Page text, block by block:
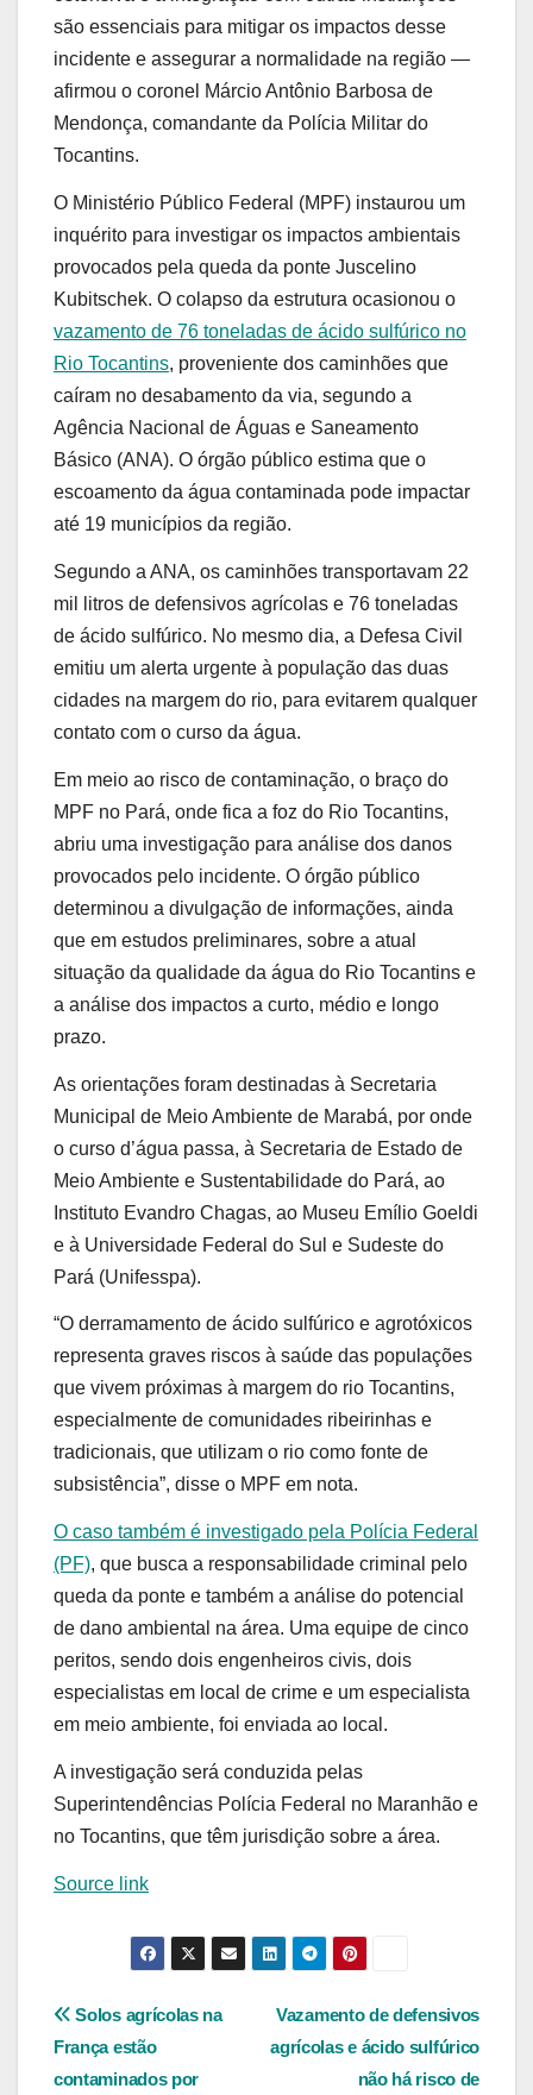
são essenciais para mitigar os impactos desse
incidente e assegurar a normalidade na região —
afirmou o coronel Márcio Antônio Barbosa de
Mendonça, comandante da Polícia Militar do
Tocantins.
O Ministério Público Federal (MPF) instaurou um
inquérito para investigar os impactos ambientais
provocados pela queda da ponte Juscelino
Kubitschek. O colapso da estrutura ocasionou o
vazamento de 76 toneladas de ácido sulfúrico no
Rio Tocantins, proveniente dos caminhões que
caíram no desabamento da via, segundo a
Agência Nacional de Águas e Saneamento
Básico (ANA). O órgão público estima que o
escoamento da água contaminada pode impactar
até 19 municípios da região.
Segundo a ANA, os caminhões transportavam 22
mil litros de defensivos agrícolas e 76 toneladas
de ácido sulfúrico. No mesmo dia, a Defesa Civil
emitiu um alerta urgente à população das duas
cidades na margem do rio, para evitarem qualquer
contato com o curso da água.
Em meio ao risco de contaminação, o braço do
MPF no Pará, onde fica a foz do Rio Tocantins,
abriu uma investigação para análise dos danos
provocados pelo incidente. O órgão público
determinou a divulgação de informações, ainda
que em estudos preliminares, sobre a atual
situação da qualidade da água do Rio Tocantins e
a análise dos impactos a curto, médio e longo
prazo.
As orientações foram destinadas à Secretaria
Municipal de Meio Ambiente de Marabá, por onde
o curso d’água passa, à Secretaria de Estado de
Meio Ambiente e Sustentabilidade do Pará, ao
Instituto Evandro Chagas, ao Museu Emílio Goeldi
e à Universidade Federal do Sul e Sudeste do
Pará (Unifesspa).
“O derramamento de ácido sulfúrico e agrotóxicos
representa graves riscos à saúde das populações
que vivem próximas à margem do rio Tocantins,
especialmente de comunidades ribeirinhas e
tradicionais, que utilizam o rio como fonte de
subsistência”, disse o MPF em nota.
O caso também é investigado pela Polícia Federal
(PF), que busca a responsabilidade criminal pelo
queda da ponte e também a análise do potencial
de dano ambiental na área. Uma equipe de cinco
peritos, sendo dois engenheiros civis, dois
especialistas em local de crime e um especialista
em meio ambiente, foi enviada ao local.
A investigação será conduzida pelas
Superintendências Polícia Federal no Maranhão e
no Tocantins, que têm jurisdição sobre a área.
Source link
Navegação
de
Vazamento de defensivos
agrícolas e ácido sulfúrico
não há risco de
Solos agrícolas na
França estão
contaminados por